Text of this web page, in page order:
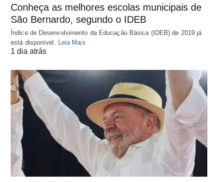
Conheça as melhores escolas municipais de
São Bernardo, segundo o IDEB
Índice de Desenvolvimento da Educação Básica (IDEB) de 2019 já
está disponível.
Leia Mais
1 dia atrás